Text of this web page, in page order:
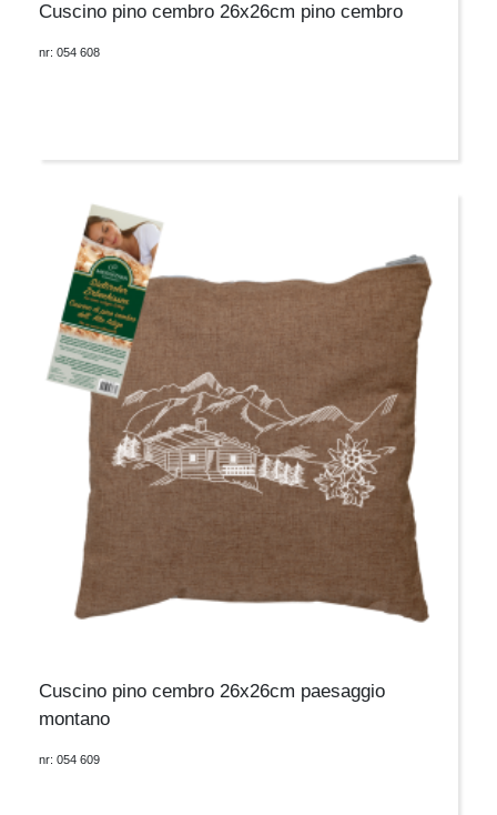
Cuscino pino cembro 26x26cm pino cembro
nr: 054 608
Cuscino pino cembro 26x26cm paesaggio
montano
nr: 054 609